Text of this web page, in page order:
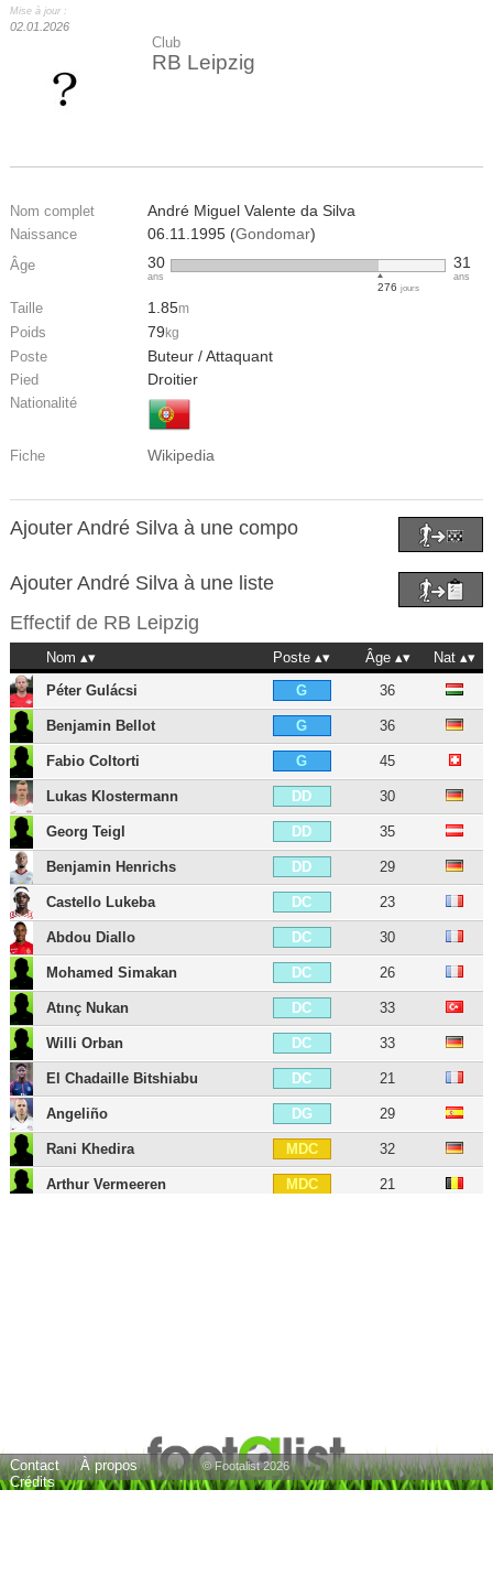
Mise à jour :
02.01.2026
Club
RB Leipzig
Nom complet André Miguel Valente da Silva
Naissance 06.11.1995 (Gondomar)
Âge 30
ans
276jours
31
ans
Taille 1.85m
Poids 79 kg
Poste Buteur / Attaquant
Pied Droitier
Nationalité
Fiche Wikipedia
Ajouter André Silva à une compo
Ajouter André Silva à une liste
Effectif de RB Leipzig
Nom Poste Âge
Nat
Péter Gulácsi
G 36
Benjamin Bellot G 36
Fabio Coltorti G 45
Lukas Klostermann DD 30
Georg Teigl DD 35
Benjamin Henrichs DD 29
Castello Lukeba DC 23
Abdou Diallo DC 30
Mohamed Simakan DC 26
Atınç Nukan DC 33
Willi Orban DC 33
El Chadaille Bitshiabu DC 21
Angeliño DG 29
Rani Khedira MDC 32
Arthur Vermeeren MDC 21
Nils Quaschner BU 32
Contact
À propos
Crédits
© Footalist 2026